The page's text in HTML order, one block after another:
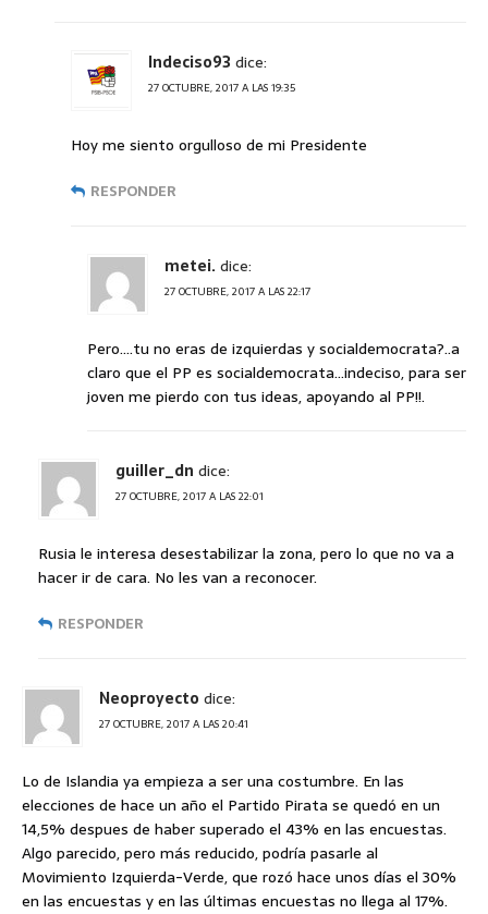
Indeciso93 dice:
27 OCTUBRE, 2017 A LAS 19:35
Hoy me siento orgulloso de mi Presidente
RESPONDER
metei.dice:
27 OCTUBRE, 2017 A LAS 22:17
Pero….tu no eras de izquierdas y socialdemocrata?..a
claro que el PP es socialdemocrata…indeciso, para ser
joven me pierdo con tus ideas, apoyando al PP!!.
guiller_dn dice:
27 OCTUBRE, 2017 A LAS 22:01
Rusia le interesa desestabilizar la zona, pero lo que no va a
hacer ir de cara. No les van a reconocer.
RESPONDER
Neoproyecto dice:
27 OCTUBRE, 2017 A LAS 20:41
Lo de Islandia ya empieza a ser una costumbre. En las
elecciones de hace un año el Partido Pirata se quedó en un
14,5% despues de haber superado el 43% en las encuestas.
Algo parecido, pero más reducido, podría pasarle al
Movimiento Izquierda-Verde, que rozó hace unos días el 30%
en las encuestas y en las últimas encuestas no llega al 17%.